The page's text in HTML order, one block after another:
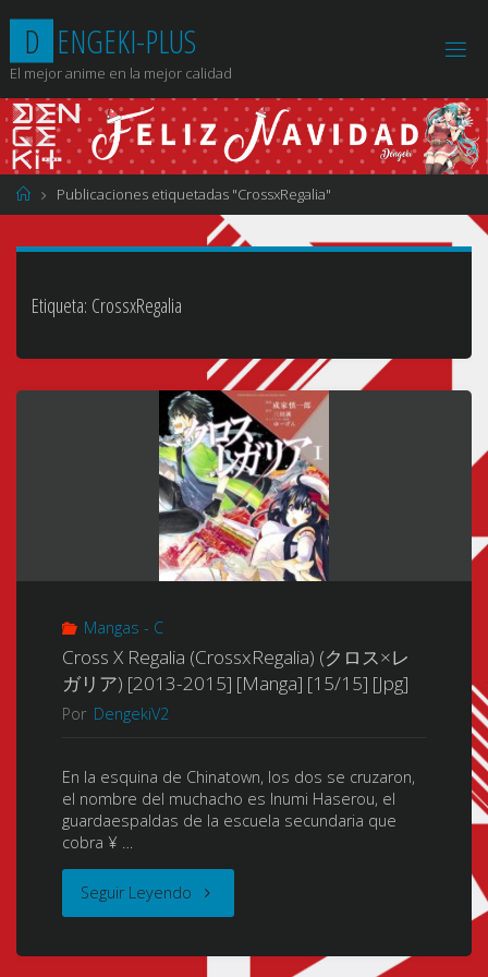
contenido
D ENGEKI-PLUS
El mejor anime en la mejor calidad
Página
de
Publicaciones etiquetadas "CrossxRegalia"
Etiqueta: CrossxRegalia
Mangas - C
Cross X Regalia (CrossxRegalia) (クロス×レ
ガリア) [2013-2015] [Manga] [15/15] [Jpg]
Por DengekiV2
En la esquina de Chinatown, los dos se cruzaron,
el nombre del muchacho es Inumi Haserou, el
guardaespaldas de la escuela secundaria que
cobra ¥ …
Seguir Leyendo "Cross